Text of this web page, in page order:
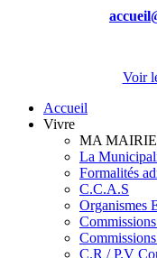
Voir
Accueil
Vivre
MA MAIRIE
La
Formalités
C.C.A.S
Organismes
C.R / P.V